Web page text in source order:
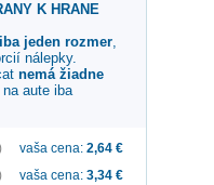
K HRANE
jeden rozmer,
nálepky.
nemá žiadne
aute iba
vaša cena: 2,64 €
vaša cena: 3,34 €